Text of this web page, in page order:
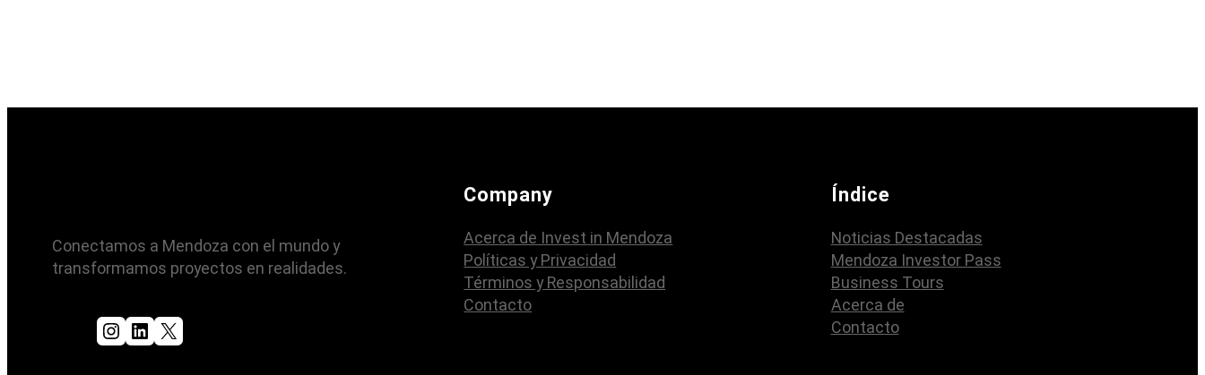
Conectamos a Mendoza con el mundo y
transformamos proyectos en realidades.
Instagram LinkedIn X
Company
Acerca de Invest in Mendoza
Políticas y Privacidad
Términos y Responsabilidad
Contacto
Índice
Noticias Destacadas
Mendoza Investor Pass
Business Tours
Acerca de
Contacto